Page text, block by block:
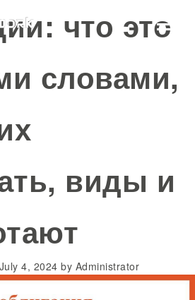
что это
словами,
виды и
July 4, 2024 by Administrator